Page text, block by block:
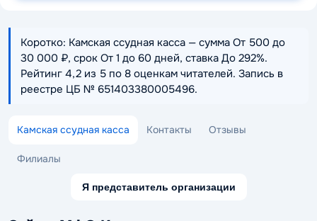
Коротко: Камская ссудная касса — сумма От 500 до
30 000 ₽, срок От 1 до 60 дней, ставка До 292%.
Рейтинг 4,2 из 5 по 8 оценкам читателей. Запись в
реестре ЦБ № 651403380005496.
Камская ссудная касса Контакты Отзывы
Филиалы
Я представитель организации